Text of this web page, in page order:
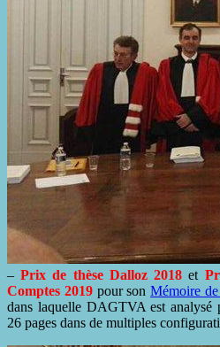
–Prix de thèse Dalloz 2018 et
Comptes 2019pour sonMémoire
dans laquelle DAGTVA est analysé
26 pages dans de multiples